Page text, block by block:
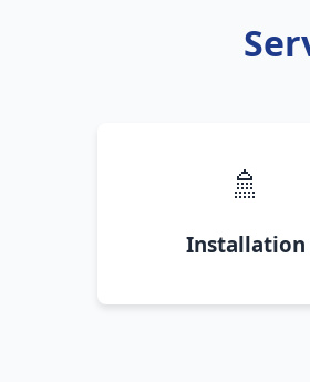
🚿
Installation